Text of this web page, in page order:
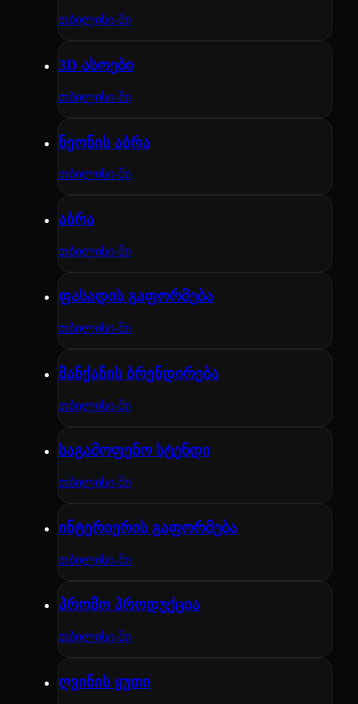
თბილისი-ში
3D ასოები
თბილისი-ში
ნეონის აბრა
თბილისი-ში
აბრა
თბილისი-ში
ფასადის გაფორმება
თბილისი-ში
მანქანის ბრენდირება
თბილისი-ში
საგამოფენო სტენდი
თბილისი-ში
ინტერიერის გაფორმება
თბილისი-ში
პრომო პროდუქცია
თბილისი-ში
ღვინის ყუთი